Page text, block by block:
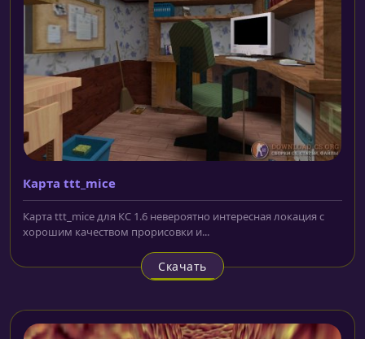
Карта ttt_mice
Карта ttt_mice для КС 1.6 невероятно интересная локация с
хорошим качеством прорисовки и...
Скачать